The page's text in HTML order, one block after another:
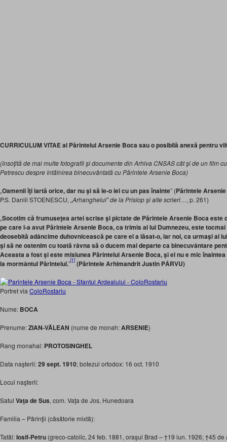
CURRICULUM VITAE al Părintelui Arsenie Boca sau o posibilă anexă pentru
(însoţită de mai multe fotografii şi documente din Arhiva CNSAS cât şi de un film
Petrescu despre întâlnirea binecuvântată cu Părintele Arsenie Boca)
„Oamenii îţi iartă orice, dar nu şi să le-o iei cu un pas înainte” (Părintele
P.S. Daniil STOENESCU, „Arhanghelul” de la Prislop şi alte scrieri…, p. 261)
„Socotim că frumuseţea artei scrise şi pictate de Părintele Arsenie Boca
pe care l-a avut Părintele Arsenie Boca, ca trimis al lui Dumnezeu, este
deosebită adâncime duhovnicească pe care el a lăsat-o, iar noi, ca urmaşi ai
şi să ne ostenim cu toată râvna să o ducem mai departe ca binecuvântare
Aceasta a fost şi este misiunea Părintelui Arsenie Boca, şi el nu e mic
la mormântul Părintelui.”[1] (Părintele Arhimandrit Justin PÂRVU)
Portret via ColoRostariu
Nume: BOCA
Prenume:ZIAN-VĂLEAN (nume de monah:ARSENIE)
Rang monahal: PROTOSINGHEL
Data naşterii:29 sept. 1910; botezul ortodox: 16 oct. 1910
Locul naşterii:
Satul Vaţa de Sus, com. Vaţa de Jos, Hunedoara
Familia – Părinţii (căsătorie mixtă):
Tatăl:Iosif-Petru (greco-catolic, 24 feb. 1881, oraşul Brad – †19 iun. 1926; †45 de